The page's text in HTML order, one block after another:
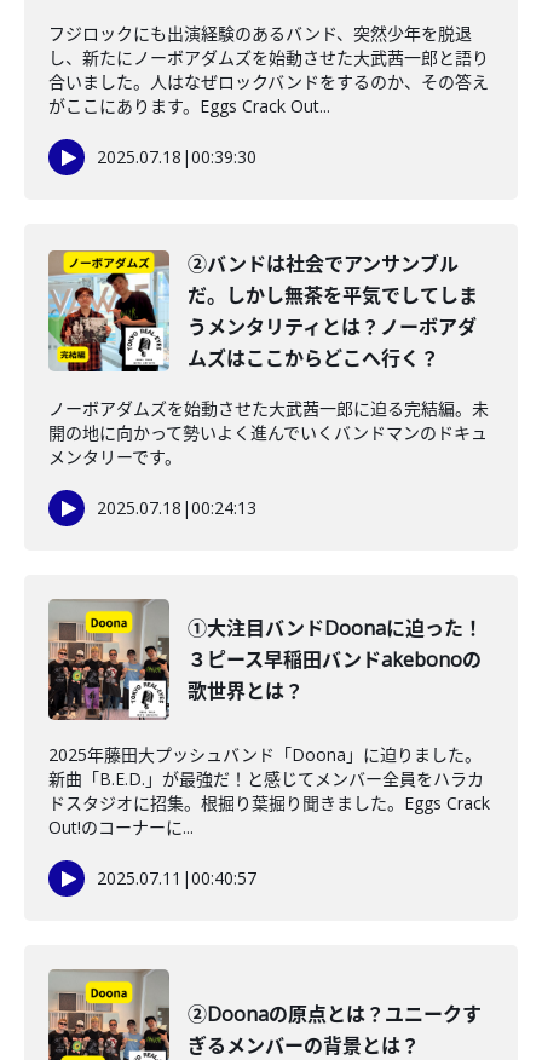
フジロックにも出演経験のあるバンド、突然少年を脱退
し、新たにノーボアダムズを始動させた大武茜一郎と語り
合いました。人はなぜロックバンドをするのか、その答え
がここにあります。Eggs Crack Out...
2025.07.18 |00:39:30
②バンドは社会でアンサンブル
だ。しかし無茶を平気でしてしま
うメンタリティとは？ノーボアダ
ムズはここからどこへ行く？
ノーボアダムズを始動させた大武茜一郎に迫る完結編。未
開の地に向かって勢いよく進んでいくバンドマンのドキュ
メンタリーです。
2025.07.18 |00:24:13
①大注目バンドDoonaに迫った！
３ピース早稲田バンドakebonoの
歌世界とは？
2025年藤田大プッシュバンド「Doona」に迫りました。
新曲「B.E.D.」が最強だ！と感じてメンバー全員をハラカ
ドスタジオに招集。根掘り葉掘り聞きました。Eggs Crack
Out!のコーナーに...
2025.07.11 |00:40:57
②Doonaの原点とは？ユニークす
ぎるメンバーの背景とは？